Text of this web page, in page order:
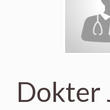
Dokter